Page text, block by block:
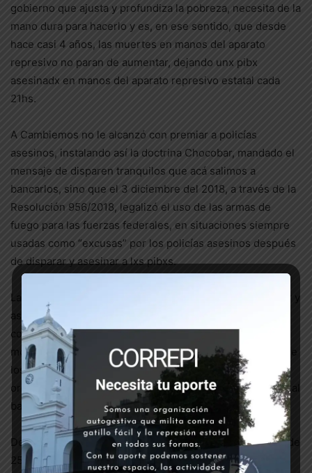
gobierno que ajusta y profundiza la pobreza, necesita de la
mano dura para hacerlo y es, en ese sentido, que desde
hace casi 4 años, las muertes en manos del aparato
represivo no paran de aumentar, dejando unx pibx
asesinadx en manos del aparato represivo estatal cada
21hs.
A Cambiemos no le alcanzó con premiar a policías
asesinos, instalando así la doctrina Chocobar, mandado el
mensaje de disparen tranquilos que acá salimos a
bancarlos, sino que el 3 diciembre del 2018, a través de la
Resolución 956/2018, legalizó el uso de las armas de
fuego para las fuerzas federales, en situaciones siempre
usadas como “excusas” por los policías asesinos después
de disparar y asesinar a lxs pibxs.
Las fuerzas represivas gozan de impunidad para disparar y
asesinar también gracias a los medios hegemónicos de
comunicación y el sistema judicial que se encargan de
modificar las versiones para revertir la responsabilidad de
los hechos hacia las víctimas. Solo con lucha y
organización hemos logrado, en algunos casos, llevarlos al
banquillo y la condena.
Desde CORREPI venimos denunciando desde hace más de
25 años que el gatillo fácil es política de estado, que no